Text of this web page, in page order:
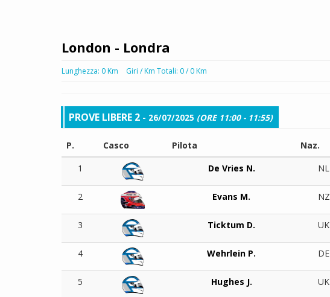
London - Londra
Lunghezza: 0 Km Giri / Km Totali: 0 / 0 Km
PROVE LIBERE 2 - 26/07/2025 (ORE 11:00 - 11:55)
P. Casco Pilota Naz.
1
De Vries N. NL
2 Evans M. NZ
3 Ticktum D. UK
4 Wehrlein P. DE
5 Hughes J. UK